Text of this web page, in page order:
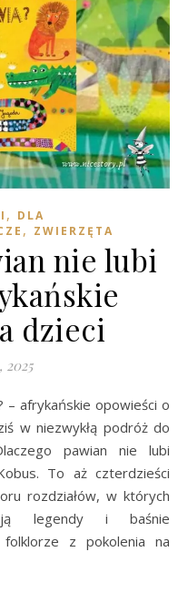
, DLA
, ZWIERZĘTA
nie lubi
dzieci
2025
w niezwykłą podróż do
pawian nie lubi
To aż czterdzieści
rozdziałów, w których
legendy i baśnie
z pokolenia na